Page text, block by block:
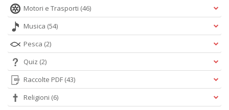
Motori e Trasporti (46)
Musica (54)
Pesca (2)
Quiz (2)
Raccolte PDF (43)
Religioni (6)